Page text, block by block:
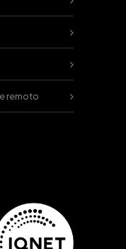
remoto